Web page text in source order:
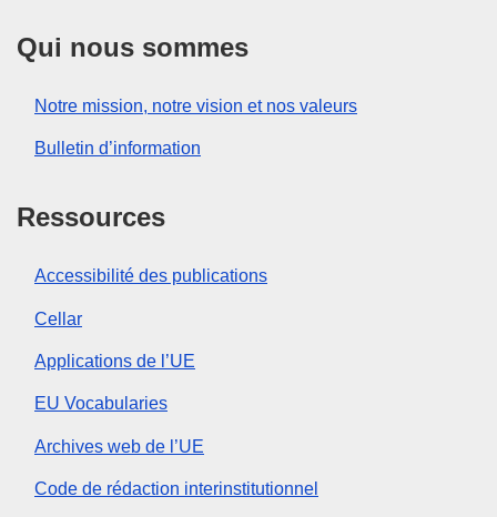
Qui nous sommes
Notre mission, notre vision et nos valeurs
Bulletin d’information
Ressources
Accessibilité des publications
Cellar
Applications de l’UE
EU Vocabularies
Archives web de l’UE
Code de rédaction interinstitutionnel